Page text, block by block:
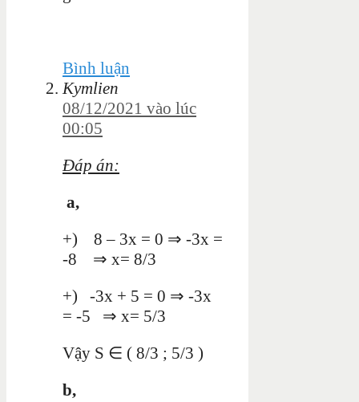
Bình luận
Kymlien
08/12/2021 vào lúc
00:05
Đáp án:
a,
+) 8 – 3x = 0 ⇒ -3x =
-8 ⇒ x= 8/3
+) -3x + 5 = 0 ⇒ -3x
= -5 ⇒ x= 5/3
Vậy S ∈ ( 8/3 ; 5/3 )
b,